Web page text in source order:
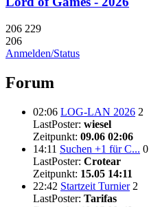
206 229
206
Anmelden/Status
Forum
02:06 LOG-LAN 2026 2
LastPoster: wiesel
Zeitpunkt: 09.06 02:06
14:11 Suchen +1 für C... 0
LastPoster: Crotear
Zeitpunkt: 15.05 14:11
22:42 Startzeit Turnier 2
LastPoster: Tarifas